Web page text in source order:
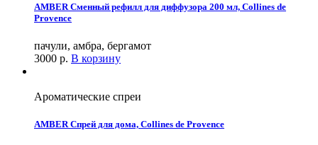
AMBER Сменный рефилл для диффузора 200 мл, Collines de
Provence
пачули, амбра, бергамот
3000 р. В корзину
Ароматические спреи
AMBER Спрей для дома, Collines de Provence